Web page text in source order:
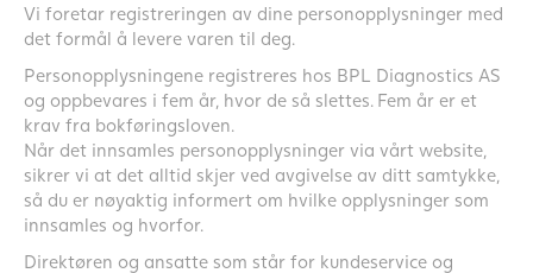
Vi foretar registreringen av dine personopplysninger med
det formål å levere varen til deg.
Personopplysningene registreres hos BPL Diagnostics AS
og oppbevares i fem år, hvor de så slettes. Fem år er et
krav fra bokføringsloven.
Når det innsamles personopplysninger via vårt website,
sikrer vi at det alltid skjer ved avgivelse av ditt samtykke,
så du er nøyaktig informert om hvilke opplysninger som
innsamles og hvorfor.
Direktøren og ansatte som står for kundeservice og